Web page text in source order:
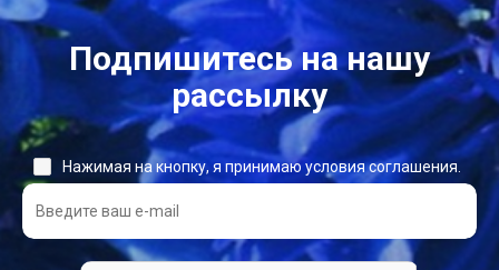
Подпишитесь на нашу
рассылку
Нажимая на кнопку, я принимаю условия соглашения.